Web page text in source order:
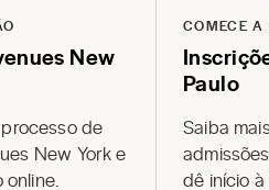
New
de
New Yorke
COMECE A
Paulo
Saiba
admissões
dê início